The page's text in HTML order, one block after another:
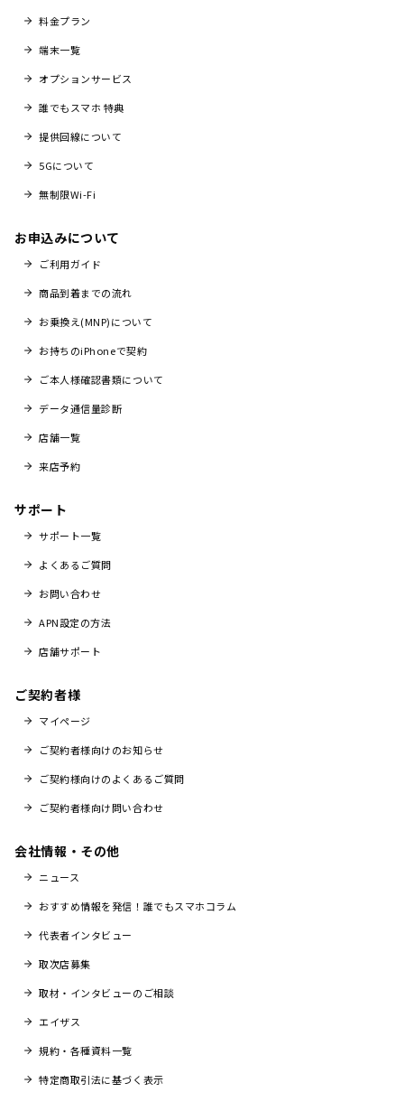
料金プラン
端末一覧
オプションサービス
誰でもスマホ 特典
提供回線について
5Gについて
無制限Wi-Fi
お申込みについて
ご利用ガイド
商品到着までの流れ
お乗換え(MNP)について
お持ちのiPhoneで契約
ご本人様確認書類について
データ通信量診断
店舗一覧
来店予約
サポート
サポート一覧
よくあるご質問
お問い合わせ
APN設定の方法
店舗サポート
ご契約者様
マイページ
ご契約者様向けのお知らせ
ご契約様向けのよくあるご質問
ご契約者様向け問い合わせ
会社情報・その他
ニュース
おすすめ情報を発信！誰でもスマホコラム
代表者インタビュー
取次店募集
取材・インタビューのご相談
エイザス
規約・各種資料一覧
特定商取引法に基づく表示